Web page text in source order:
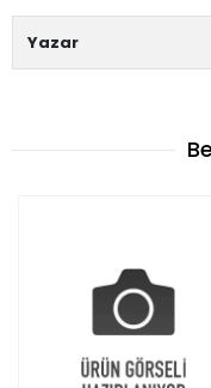
Yazar